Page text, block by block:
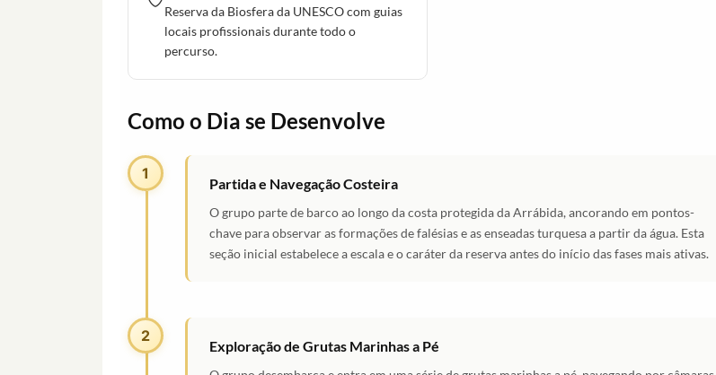
Reserva da Biosfera da UNESCO com guias
locais profissionais durante todo o
percurso.
Como o Dia se Desenvolve
1
Partida e Navegação Costeira
O grupo parte de barco ao longo da costa protegida da Arrábida, ancorando em pontos-
chave para observar as formações de falésias e as enseadas turquesa a partir da água. Esta
seção inicial estabelece a escala e o caráter da reserva antes do início das fases mais ativas.
2
Exploração de Grutas Marinhas a Pé